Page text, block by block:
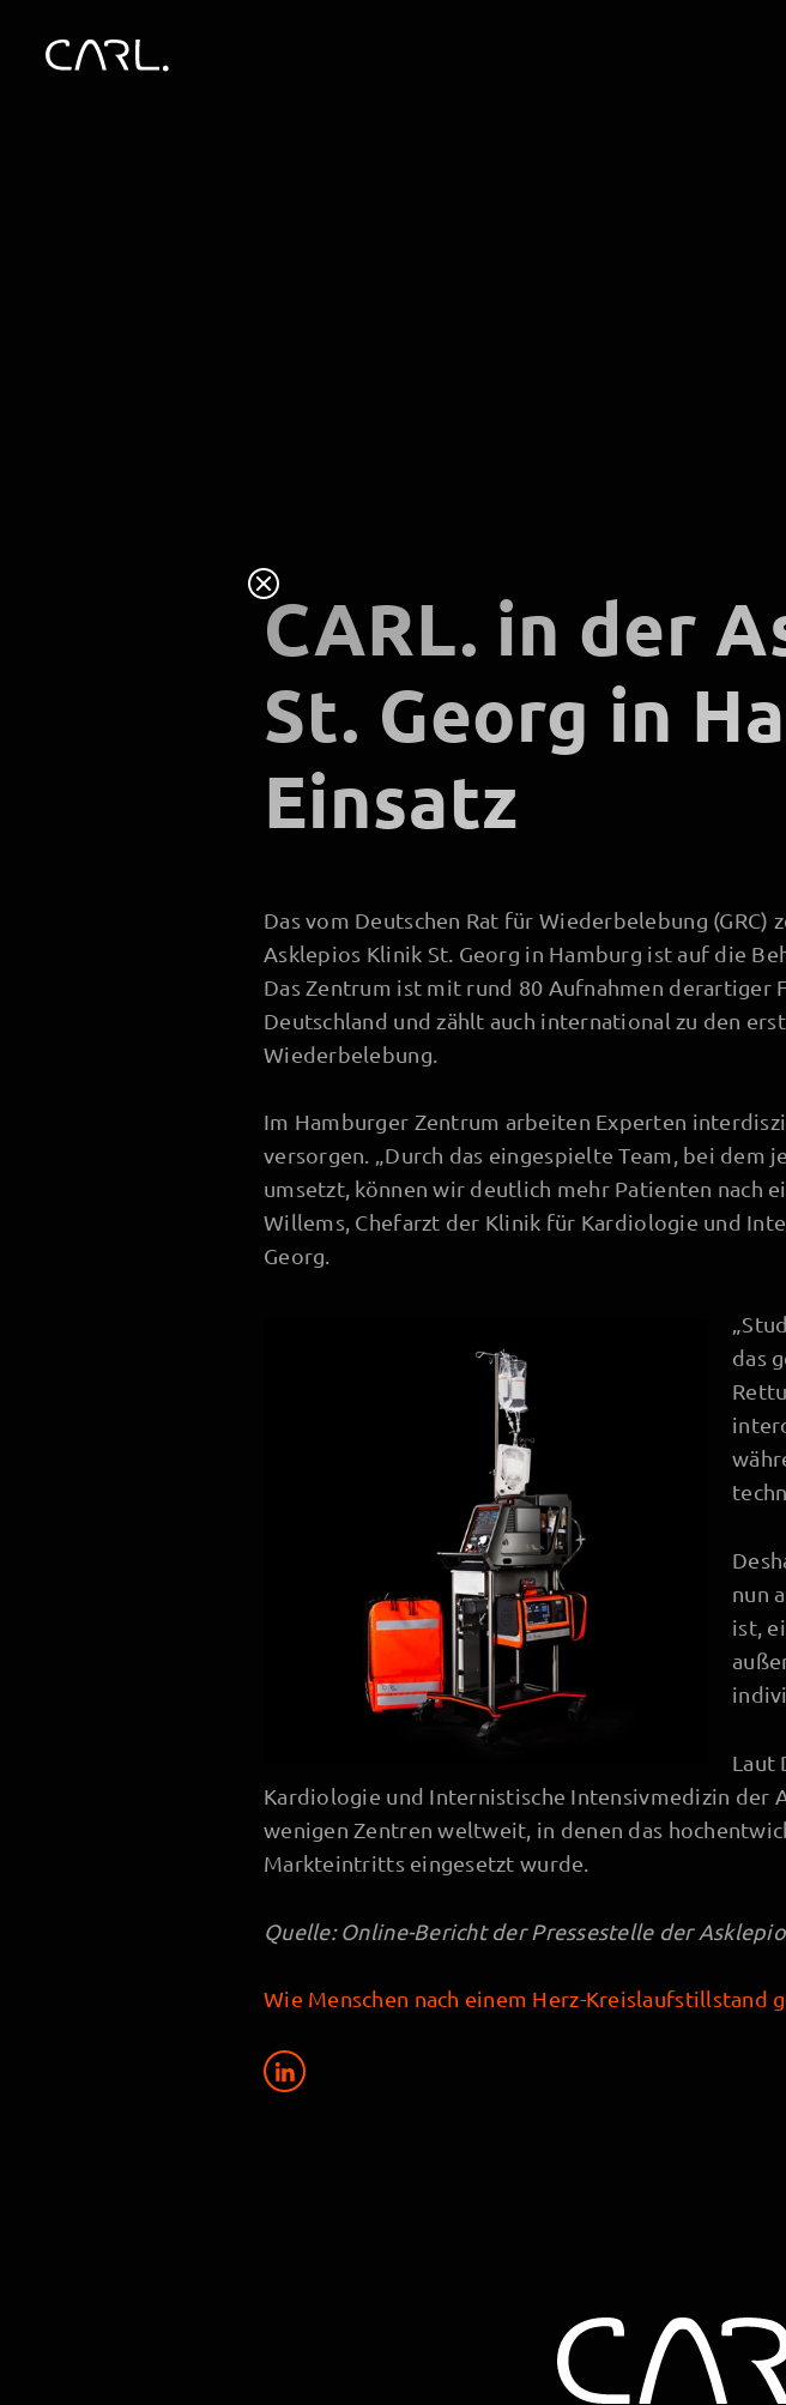
CARL. in der
St. Georg in
Einsatz
Das vom Deutschen Rat für Wiederbelebung
Asklepios Klinik St. Georg in Hamburg ist auf die
DasZentrum ist mit rund 80 Aufnahmen derartiger
Deutschland und zählt auch international zu den
Wiederbelebung.
Im Hamburger Zentrum arbeiten Experten
versorgen. „Durch das eingespielte Team, bei dem
umsetzt, können wir deutlich mehr Patienten nach
Willems, Chefarzt der Klinik für Kardiologie und
Georg.
das
nun
ist,
Laut
Kardiologie und Internistische Intensivmedizin der
wenigen Zentren weltweit, in denen das
Markteintritts eingesetzt wurde.
Quelle: Online-Bericht der Pressestelle der
Wie Menschen nach einem Herz-Kreislaufstillstand